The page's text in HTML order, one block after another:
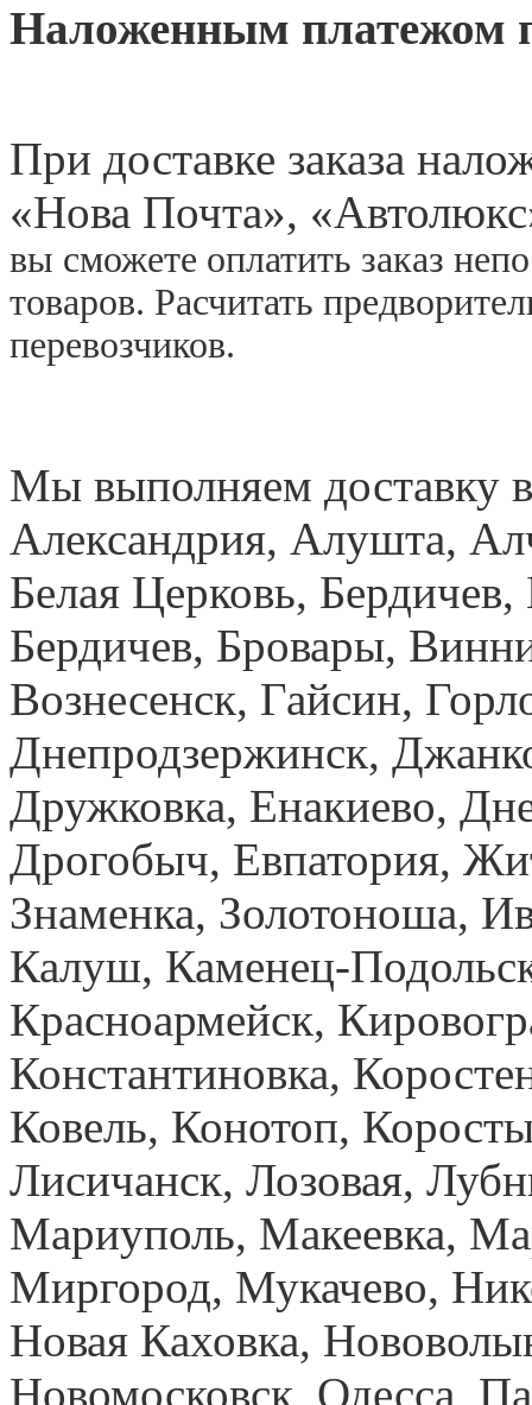
Наложенным платежом
При доставке заказа
«Нова Почта»,
вы сможете оплатить заказ
товаров. Расчитать
перевозчиков.
Мы выполняем доставку
Александрия, Алушта,
Белая Церковь,
Бердичев, Бровары,
Вознесенск, Гайсин,
Днепродзержинск,
Дружковка, Енакиево,
Дрогобыч, Евпатория,
Знаменка, Золотоноша,
Калуш, Каменец-
Красноармейск,
Константиновка,
Ковель, Конотоп,
Лисичанск, Лозовая,
Мариуполь, Макеевка,
Миргород, Мукачево,
Новая Каховка,
Новомосковск, Одесса,